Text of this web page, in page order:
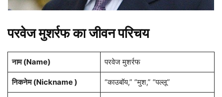
परवेज मुशर्रफ का जीवन परिचय
नाम (Name) परवेज मुशर्रफ
निकनेम (Nickname ) “काउबॉय,” “मुश,” “पल्लू”